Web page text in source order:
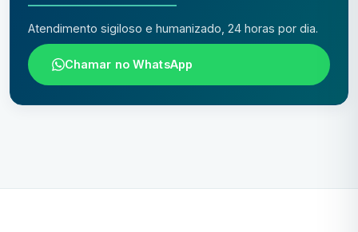
Atendimento sigiloso e humanizado, 24 horas por dia.
Chamar no WhatsApp